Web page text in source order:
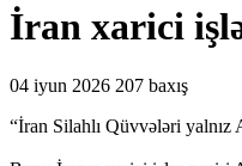
İran xarici
04 iyun 2026 207 baxış
“İran Silahlı Qüvvələri yalnız